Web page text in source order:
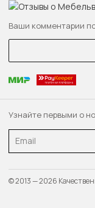
Узнайте первыми о
Email
Ваши комментарии
© 2013 — 2026